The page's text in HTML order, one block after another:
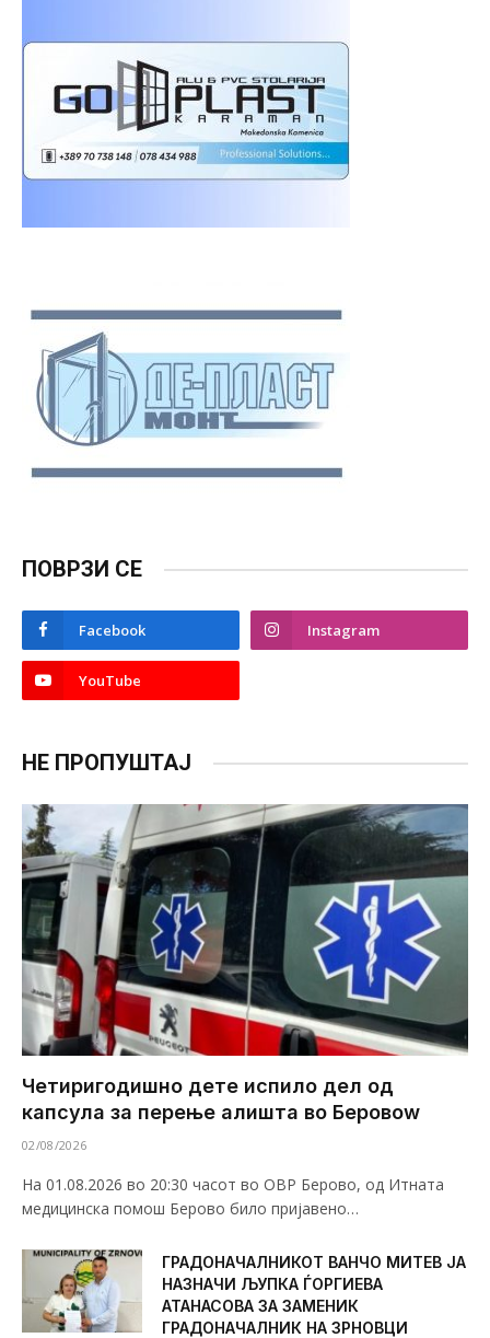
ПОВРЗИ СЕ
Facebook Instagram
YouTube
НЕ ПРОПУШТАЈ
Четиригодишно дете испило дел од
капсула за перење алишта во Беровоw
02/08/2026
На 01.08.2026 во 20:30 часот во ОВР Берово, од Итната
медицинска помош Берово било пријавено…
ГРАДОНАЧАЛНИКОТ ВАНЧО МИТЕВ ЈА
НАЗНАЧИ ЉУПКА ЃОРГИЕВА
АТАНАСОВА ЗА ЗАМЕНИК
ГРАДОНАЧАЛНИК НА ЗРНОВЦИ